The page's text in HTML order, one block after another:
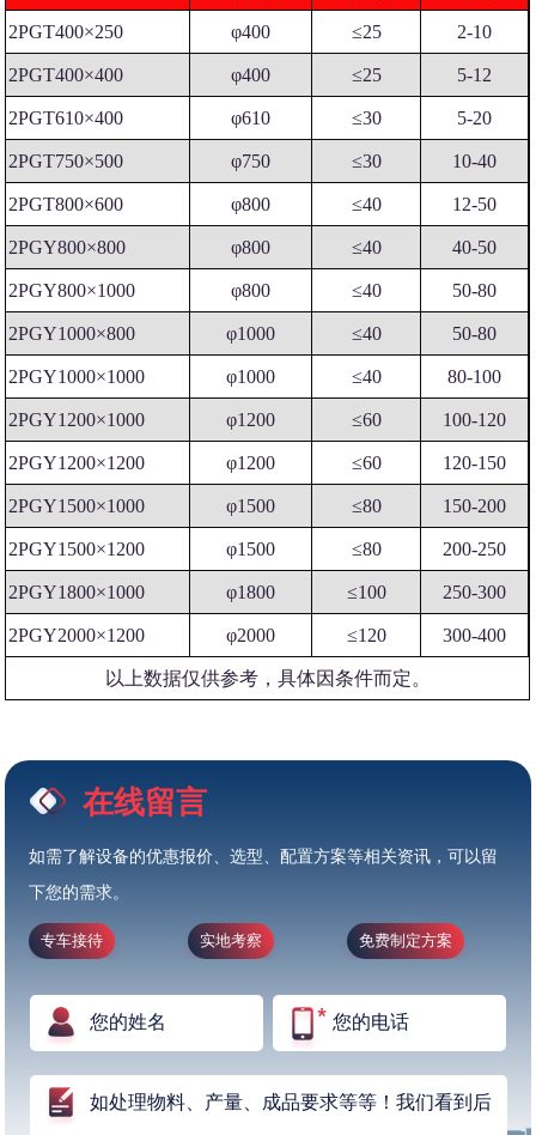
2PGT400×250 φ400 ≤25 2-10
2PGT400×400 φ400 ≤25 5-12
2PGT610×400 φ610 ≤30 5-20
2PGT750×500 φ750 ≤30 10-40
2PGT800×600 φ800 ≤40 12-50
2PGY800×800 φ800 ≤40 40-50
2PGY800×1000 φ800 ≤40 50-80
2PGY1000×800 φ1000 ≤40 50-80
2PGY1000×1000 φ1000 ≤40 80-100
2PGY1200×1000 φ1200 ≤60 100-120
2PGY1200×1200 φ1200 ≤60 120-150
2PGY1500×1000 φ1500 ≤80 150-200
2PGY1500×1200 φ1500 ≤80 200-250
2PGY1800×1000 φ1800 ≤100 250-300
2PGY2000×1200 φ2000 ≤120 300-400
以上数据仅供参考，具体因条件而定。
在线留言
如需了解设备的优惠报价、选型、配置方案等相关资讯，可以留
下您的需求。
专车接待 实地考察 免费制定方案